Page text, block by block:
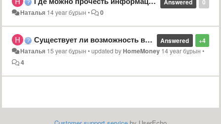
0
Answered
Наталья 14 year бұрын • 0
+4
Answered
Существует ли возможность восстановить удалённые данные?
Наталья 15 year бұрын •updated by HomeMoney 14 year бұрын •
4